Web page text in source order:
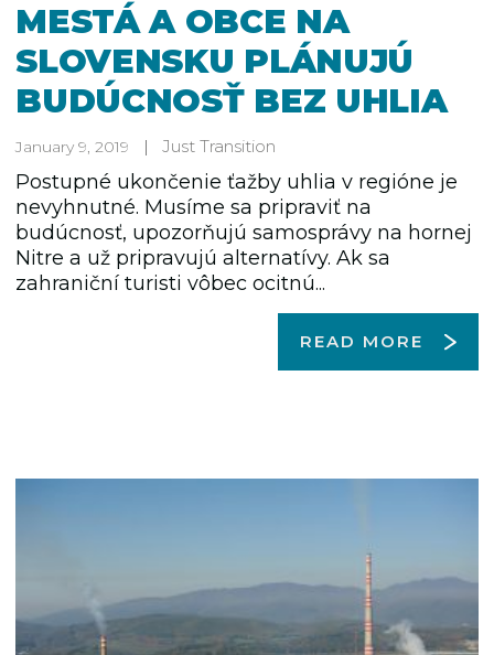
MESTÁ A OBCE NA
SLOVENSKU PLÁNUJÚ
BUDÚCNOSŤ BEZ UHLIA
January 9, 2019 Just Transition
Postupné ukončenie ťažby uhlia v regióne je
nevyhnutné. Musíme sa pripraviť na
budúcnosť, upozorňujú samosprávy na hornej
Nitre a už pripravujú alternatívy. Ak sa
zahraniční turisti vôbec ocitnú...
READ MORE